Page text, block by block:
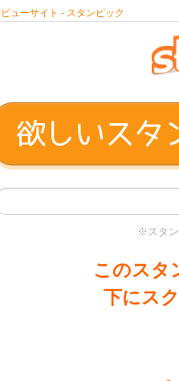
ューサイト - スタンピック
※スタン
このスタ
下にス